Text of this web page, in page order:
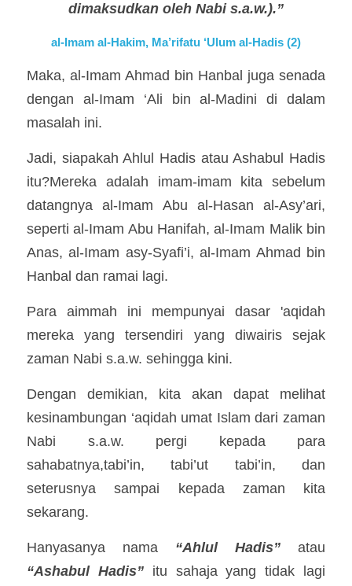
dimaksudkan oleh Nabi s.a.w.).”
al-Imam al-Hakim, Ma’rifatu ‘Ulum al-Hadis (2)
Maka, al-Imam Ahmad bin Hanbal juga senada
dengan al-Imam ‘Ali bin al-Madini di dalam
masalah ini.
Jadi, siapakah Ahlul Hadis atau Ashabul Hadis
itu?Mereka adalah imam-imam kita sebelum
datangnya al-Imam Abu al-Hasan al-Asy’ari,
seperti al-Imam Abu Hanifah, al-Imam Malik bin
Anas, al-Imam asy-Syafi’i, al-Imam Ahmad bin
Hanbal dan ramai lagi.
Para aimmah ini mempunyai dasar 'aqidah
mereka yang tersendiri yang diwairis sejak
zaman Nabi s.a.w. sehingga kini.
Dengan demikian, kita akan dapat melihat
kesinambungan ‘aqidah umat Islam dari zaman
Nabi s.a.w. pergi kepada para
sahabatnya,tabi’in, tabi’ut tabi’in, dan
seterusnya sampai kepada zaman kita
sekarang.
Hanyasanya nama “Ahlul Hadis”
“Ashabul Hadis” itu sahaja yang tidak lagi